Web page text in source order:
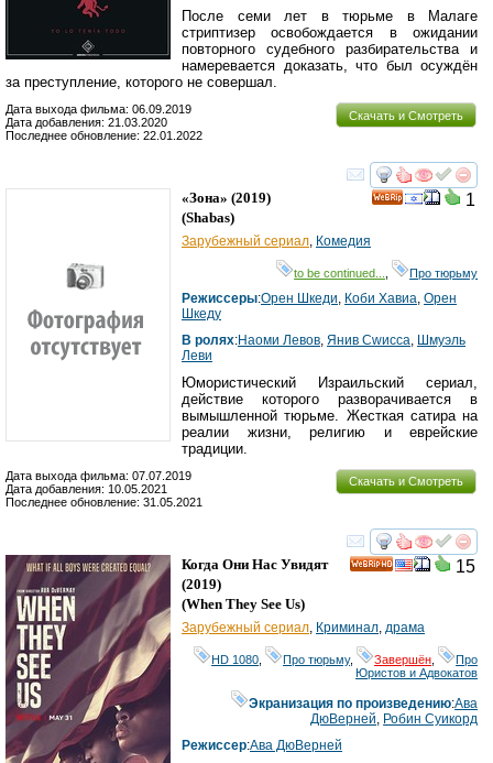
После семи лет в тюрьме в Малаге
стриптизер освобождается в ожидании
повторного судебного разбирательства и
намеревается доказать, что был осуждён
за преступление, которого не совершал.
Скачать и Смотреть
Дата выхода фильма: 06.09.2019
Дата добавления: 21.03.2020
Последнее обновление: 22.01.2022
смотреть
1
«Зона» (2019)
(Shabas)
Зарубежный сериал, Комедия
to be continued... Про тюрьму
Режиссеры:Орен Шкеди, Коби Хавиа, Орен
Шкедy
В ролях:Наоми Левов, Янив Сwисса, Шмуэль
Леви
Юмористический Израильский сериал,
действие которого разворачивается в
вымышленной тюрьме. Жесткая сатира на
реалии жизни, религию и еврейские
традиции.
Скачать и Смотреть
Дата выхода фильма: 07.07.2019
Дата добавления: 10.05.2021
Последнее обновление: 31.05.2021
смотреть
15
Когда Они Нас Увидят
(2019)
(When They See Us)
Зарубежный сериал, Криминал, драма
HD 1080 Про тюрьму, Завершён
Про
Юристов и Адвокатов
Экранизация по произведению:Ава
ДюВерней, Робин Суикорд
Режиссер:Ава ДюВерней